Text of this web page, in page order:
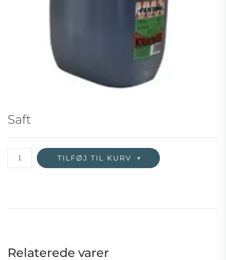
Saft
Saft
TILFØJ TIL KURV
Relaterede varer